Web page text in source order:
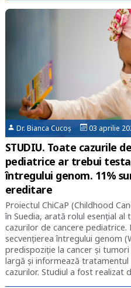
Dr. Bianca Cucoș 03 aprilie
STUDIU. Toate cazurile
pediatrice ar trebui
întregului genom. 11%
ereditare
Proiectul ChiCaP (Childhood
în Suedia, arată rolul esențial al
cazurilor de cancere pediatrice.
secvențierea întregului genom
predispoziție la cancer și
largă și informează
cazurilor. Studiul a fost realizat